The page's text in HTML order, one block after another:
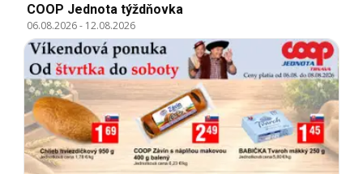
COOP Jednota týždňovka
06.08.2026- 12.08.2026